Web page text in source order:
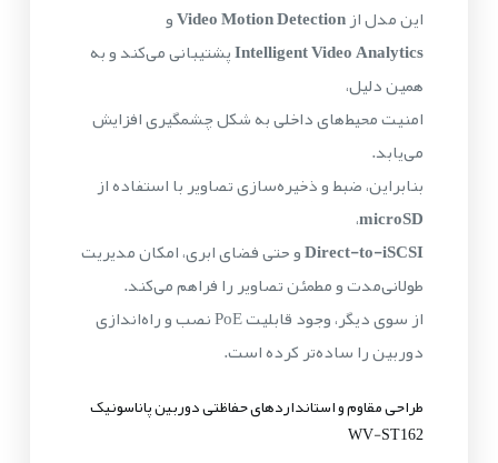
این مدل ازVideo Motion Detectionو
Intelligent Video Analyticsپشتیبانی می‌کند و به
همین دلیل،
امنیت محیط‌های داخلی به شکل چشمگیری افزایش
می‌یابد.
بنابراین، ضبط و ذخیره‌سازی تصاویر با استفاده از
microSD،
Direct-to-iSCSIو حتی فضای ابری، امکان مدیریت
طولانی‌مدت و مطمئن تصاویر را فراهم می‌کند.
از سوی دیگر، وجود قابلیت PoE نصب و راه‌اندازی
دوربین را ساده‌تر کرده است.
طراحی مقاوم و استانداردهای حفاظتی دوربین پاناسونیک
WV-ST162